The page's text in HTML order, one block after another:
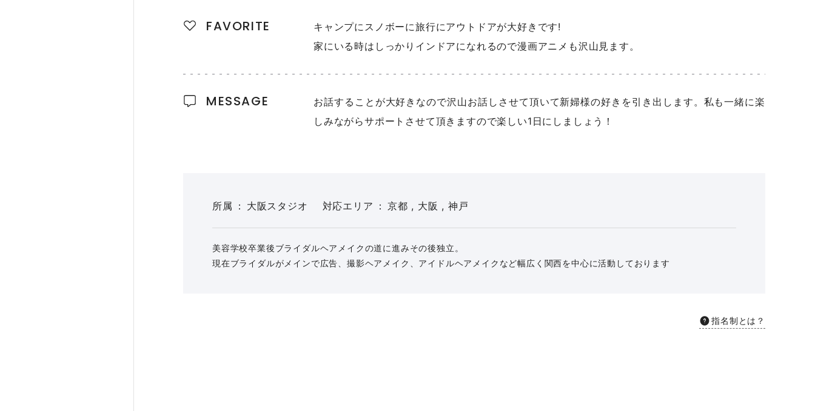
FAVORITE
キャンプにスノボーに旅行にアウトドアが大好きです!
家にいる時はしっかりインドアになれるので漫画アニメも沢山見ます。
MESSAGE
お話することが大好きなので沢山お話しさせて頂いて新婦様の好きを引き出します。私も一緒に楽
しみながらサポートさせて頂きますので楽しい1日にしましょう！
所属 大阪スタジオ 対応エリア 京都 , 大阪 , 神戸
美容学校卒業後ブライダルヘアメイクの道に進みその後独立。
現在ブライダルがメインで広告、撮影ヘアメイク、アイドルヘアメイクなど幅広く関西を中心に活動しております
指名制とは？